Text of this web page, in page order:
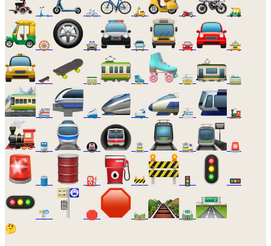
🛴 🚲 🛵 🏍️ 🛺
🛞 🚔 🚍 🚘 🚖
🛹 🚃 🛼 🚋 🚞
🚝 🚄 🚅 🚈 🚂
🚆 🚇 🚊 🚉 🚨
🛢️ ⛽ 🚧 🚦 🚥
🚏 🛑 🛤️
🛣️
🤔